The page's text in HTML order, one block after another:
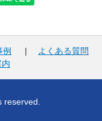
例 |
よくある質問